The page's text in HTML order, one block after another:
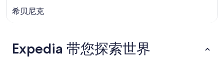
希贝尼克
Expedia 带您探索世界